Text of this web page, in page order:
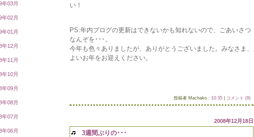
年03月
年02月
年01月
年12月
年11月
年10月
年09月
年08月
年07月
年06月
い！
PS:年内ブログの更新はできないかも知れないので、ごあいさつ
なんぞを･･･。
今年も色々ありましたが、ありがとうございました。みなさま、
よいお年をお迎えください。
投稿者 Machako : 10:35 コメント (9)
2008年12月18日
3週間ぶりの･･･